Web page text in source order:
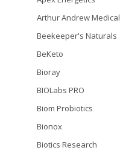
Arthur Andrew Medical
Beekeeper's Naturals
BeKeto
Bioray
BIOLabs PRO
Biom Probiotics
Bionox
Biotics Research